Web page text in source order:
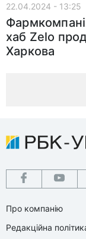
22.04.2024 - 13:25
хаб Zelo
Харкова
Про компанію
Редакційна